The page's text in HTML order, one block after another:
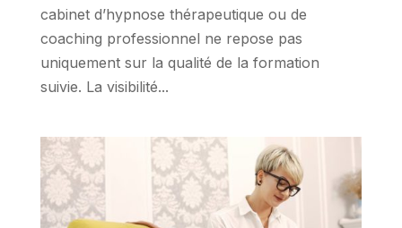
cabinet d’hypnose thérapeutique ou de
coaching professionnel ne repose pas
uniquement sur la qualité de la formation
suivie. La visibilité...